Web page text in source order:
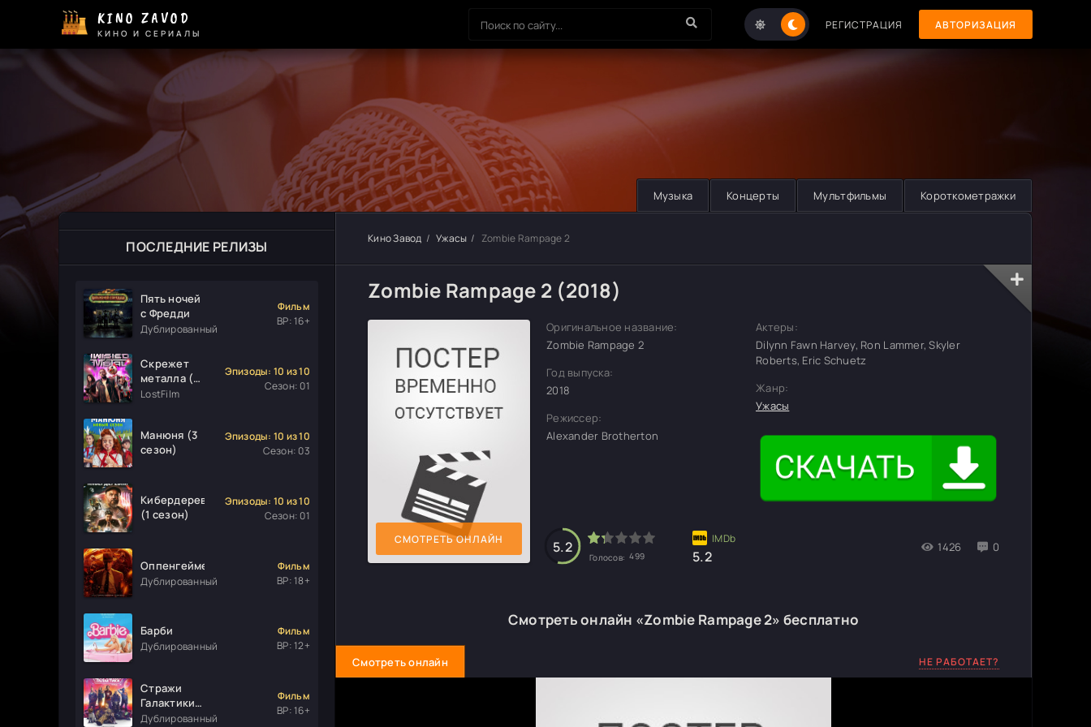
KINO ZAVOD
КИНО И СЕРИАЛЫ
РЕГИСТРАЦИЯ АВТОРИЗАЦИЯ
Музыка Концерты Мультфильмы Короткометражки
ПОСЛЕДНИЕ РЕЛИЗЫ
Пять ночей
с Фредди
Дублированный
Фильм
ВР: 16+
Скрежет
металла (1
сезон)
LostFilm
Эпизоды: 10 из 10
Сезон: 01
Манюня (3
сезон)
Эпизоды: 10 из 10
Сезон: 03
Кибердеревня
(1 сезон)
Эпизоды: 10 из 10
Сезон: 01
Оппенгеймер
Дублированный
Фильм
ВР: 18+
Барби
Дублированный
Фильм
ВР: 12+
Стражи
Галактики.
Часть 3
Дублированный
Фильм
ВР: 16+
Кино Завод Ужасы Zombie Rampage 2
Zombie Rampage 2 (2018)
СМОТРЕТЬ ОНЛАЙН
Оригинальное название:
Zombie Rampage 2
Год выпуска:
2018
Режиссер:
Alexander Brotherton
5.2
Голосов: 499 5.2
1426 0
Актеры:
Dilynn Fawn Harvey, Ron Lammer, Skyler
Roberts, Eric Schuetz
Жанр:
Ужасы
Смотреть онлайн «Zombie Rampage 2» бесплатно
Смотреть онлайн НЕ РАБОТАЕТ?